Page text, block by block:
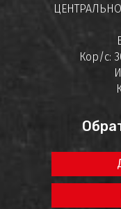
Кор/с: